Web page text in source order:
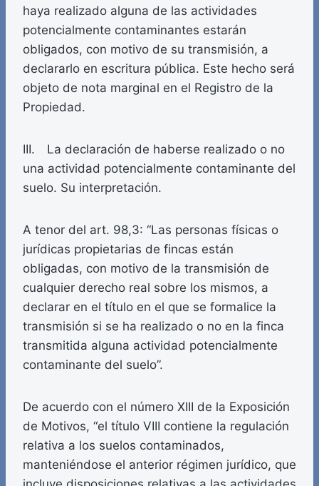
haya realizado alguna de las actividades
potencialmente contaminantes estarán
obligados, con motivo de su transmisión, a
declararlo en escritura pública. Este hecho será
objeto de nota marginal en el Registro de la
Propiedad.
III. La declaración de haberse realizado o no
una actividad potencialmente contaminante del
suelo. Su interpretación.
A tenor del art. 98,3: “Las personas físicas o
jurídicas propietarias de fincas están
obligadas, con motivo de la transmisión de
cualquier derecho real sobre los mismos, a
declarar en el título en el que se formalice la
transmisión si se ha realizado o no en la finca
transmitida alguna actividad potencialmente
contaminante del suelo”.
De acuerdo con el número XIII de la Exposición
de Motivos, “el título VIII contiene la regulación
relativa a los suelos contaminados,
manteniéndose el anterior régimen jurídico, que